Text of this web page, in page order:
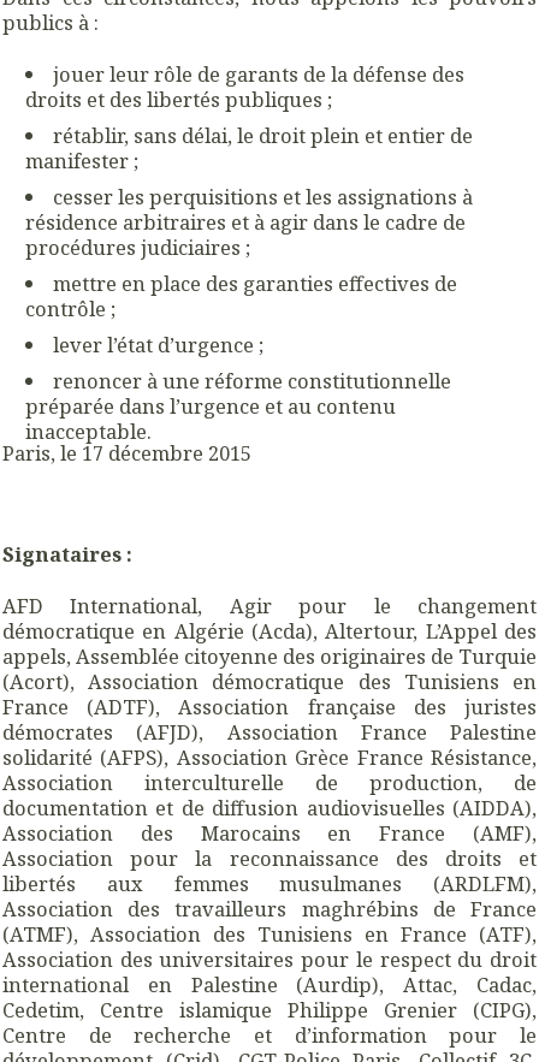
publics à :
jouer leur rôle de garants de la défense des
droits et des libertés publiques ;
rétablir, sans délai, le droit plein et entier de
manifester ;
cesser les perquisitions et les assignations à
résidence arbitraires et à agir dans le cadre de
procédures judiciaires ;
mettre en place des garanties effectives de
contrôle ;
lever l’état d’urgence ;
renoncer à une réforme constitutionnelle
préparée dans l’urgence et au contenu
inacceptable.
Paris, le 17 décembre 2015
Signataires :
AFD International, Agir pour le changement
démocratique en Algérie (Acda), Altertour, L’Appel des
appels, Assemblée citoyenne des originaires de Turquie
(Acort), Association démocratique des Tunisiens en
France (ADTF), Association française des juristes
démocrates (AFJD), Association France Palestine
solidarité (AFPS), Association Grèce France Résistance,
Association interculturelle de production, de
documentation et de diffusion audiovisuelles (AIDDA),
Association des Marocains en France (AMF),
Association pour la reconnaissance des droits et
libertés aux femmes musulmanes (ARDLFM),
Association des travailleurs maghrébins de France
(ATMF), Association des Tunisiens en France (ATF),
Association des universitaires pour le respect du droit
international en Palestine (Aurdip), Attac, Cadac,
Cedetim, Centre islamique Philippe Grenier (CIPG),
Centre de recherche et d’information pour le